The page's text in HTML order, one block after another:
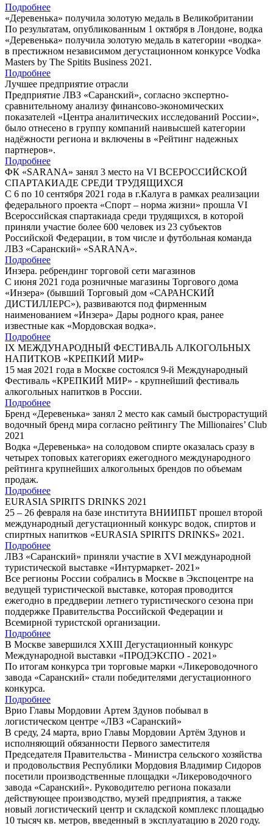
Подробнее
«Деревенька» получила золотую медаль в Великобритании
По результатам, опубликованным 1 октября в Лондоне, водка
«Деревенька» получила золотую медаль в категории «водка»
в престижном независимом дегустационном конкурсе Vodka
Masters by The Spitits Business 2021.
Подробнее
Лучшее предприятие отрасли
Предприятие ЛВЗ «Саранский», согласно экспертно-
сравнительному анализу финансово-экономических
показателей «Центра аналитических исследований России»,
было отнесено в группу компаний наивысшей категории
надёжности региона и включены в «Рейтинг надежных
партнеров».
Подробнее
ФК «SARANA» занял 3 место на VI ВСЕРОССИЙСКОЙ
СПАРТАКИАДЕ СРЕДИ ТРУДЯЩИХСЯ
С 6 по 10 сентября 2021 года в г.Калуга в рамках реализации
федерального проекта «Спорт – норма жизни» прошла VI
Всероссийская спартакиада среди трудящихся, в которой
приняли участие более 600 человек из 23 субъектов
Российской Федерации, в том числе и футбольная команда
ЛВЗ «Саранский» «SARANA».
Подробнее
Инзера. ребрендинг торговой сети магазинов
С июня 2021 года розничные магазины Торгового дома
«Инзера» (бывший Торговый дом «САРАНСКИЙ
ДИСТИЛЛЕРС»), развиваются под фирменным
наименованием «Инзера» Дары родного края, ранее
известные как «Мордовская водка».
Подробнее
IX МЕЖДУНАРОДНЫЙ ФЕСТИВАЛЬ АЛКОГОЛЬНЫХ
НАПИТКОВ «КРЕПКИЙ МИР»
15 мая 2021 года в Москве состоялся 9-й Международный
Фестиваль «КРЕПКИЙ МИР» - крупнейший фестиваль
алкогольных напитков в России.
Подробнее
Бренд «Деревенька» занял 2 место как самый быстрорастущий
водочный бренд мира согласно рейтингу The Millionaires’ Club
2021
Водка «Деревенька» на солодовом спирте оказалась сразу в
четырех топовых категориях ежегодного международного
рейтинга крупнейших алкогольных брендов по объемам
продаж.
Подробнее
EURASIA SPIRITS DRINKS 2021
25 – 26 февраля на базе института ВНИИПБТ прошел второй
международный дегустационный конкурс водок, спиртов и
спиртных напитков «EURASIA SPIRITS DRINKS» 2021.
Подробнее
ЛВЗ «Саранский» приняли участие в XVI международной
туристической выставке «Интурмаркет- 2021»
Все регионы России собрались в Москве в Экспоцентре на
ведущей туристической выставке, которая проводится
ежегодно в преддверии летнего туристического сезона при
поддержке Правительства Российской Федерации и
Всемирной туристской организации.
Подробнее
В Москве завершился XXIII Дегустационный конкурс
Международной выставки «ПРОДЭКСПО - 2021»
По итогам конкурса три торговые марки «Ликероводочного
завода «Саранский» стали победителями дегустационного
конкурса.
Подробнее
Врио Главы Мордовии Артем Здунов побывал в
логистическом центре «ЛВЗ «Саранский»
В среду, 24 марта, врио Главы Мордовии Артём Здунов и
исполняющий обязанности Первого заместителя
Председателя Правительства - Министра сельского хозяйства
и продовольствия Республики Мордовия Владимир Сидоров
посетили производственные площадки «Ликероводочного
завода «Саранский». Руководителю региона показали
действующее производство, музей предприятия, а также
новый логистический центр и складской комплекс площадью
10 тысяч кв. метров, введенный в эксплуатацию в 2020 году.